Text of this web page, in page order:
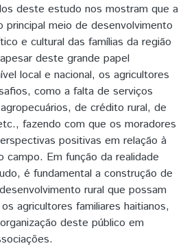
deste estudo nos mostram que a
principal meio de desenvolvimento
e cultural das famílias da região
deste grande papel
local e nacional, os agricultores
como a falta de serviços
de crédito rural, de
fazendo com que os moradores
positivas em relação à
campo. Em função da realidade
é fundamental a construção de
rural que possam
agricultores familiares haitianos,
deste público em